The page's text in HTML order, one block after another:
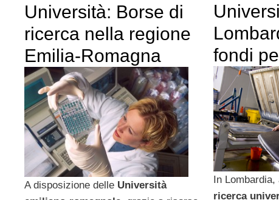
Università: Borse di
ricerca nella regione
Emilia-Romagna
A disposizione delle Università
fondi
In
ricerca